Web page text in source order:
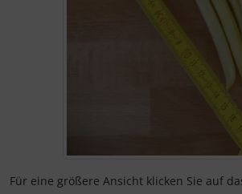
Für eine größere Ansicht klicken Sie auf